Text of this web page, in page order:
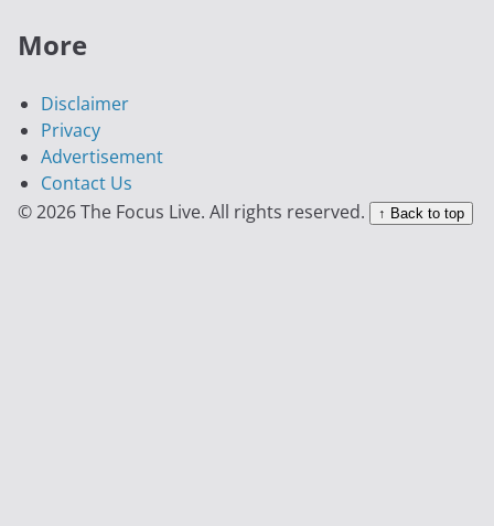
More
Disclaimer
Privacy
Advertisement
Contact Us
© 2026 The Focus Live. All rights reserved.
↑ Back to top